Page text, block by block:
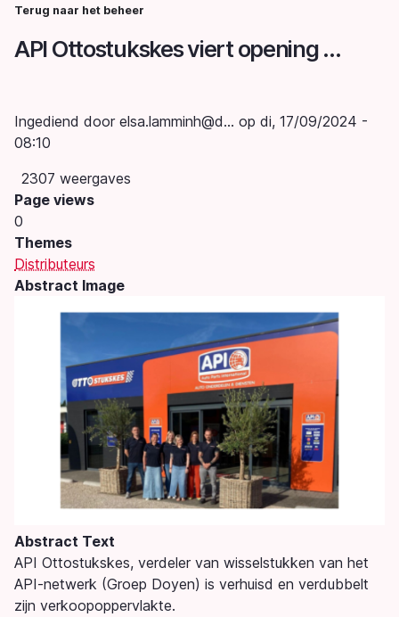
Overslaan
naar
Terug naar het beheer
API Ottostukskes viert opening nieuwe winkel in Herenthout
Ingediend door elsa.lamminh@d… op di, 17/09/2024 -
08:10
2307 weergaves
Page views
0
Themes
Distributeurs
Abstract Image
Abstract Text
API Ottostukskes, verdeler van wisselstukken van het
API-netwerk (Groep Doyen) is verhuisd en verdubbelt
zijn verkoopoppervlakte.